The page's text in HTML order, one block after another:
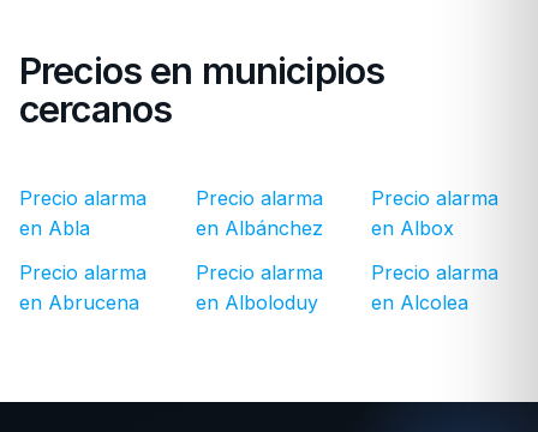
Precios en municipios
cercanos
Precio alarma
en Abla
Precio alarma
en Abrucena
Precio alarma
en Albánchez
Precio alarma
en Alboloduy
Precio alarma
en Albox
Precio alarma
en Alcolea